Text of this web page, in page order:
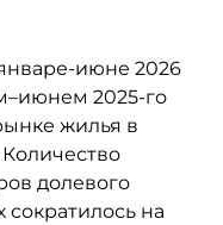
июне 2026
2025-го
жилья в
Количество
долевого
сократилось на